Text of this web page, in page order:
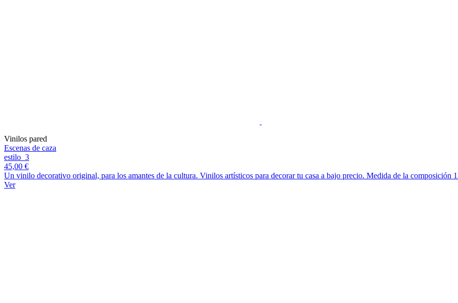
Vinilos pared
Escenas de caza
estilo_3
45,00 €
Un vinilo decorativo original, para los amantes de la cultura. Vinilos artísticos para decorar tu casa a bajo precio. Medida de la composición
Ver